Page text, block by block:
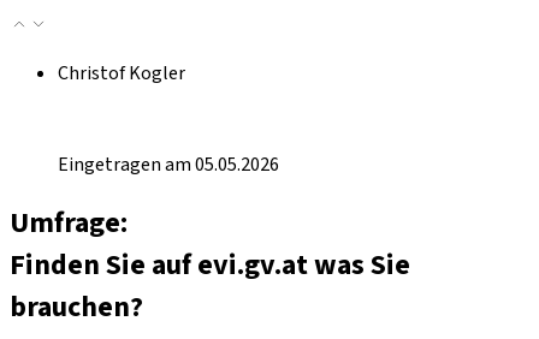
Christof Kogler
Eingetragen am 05.05.2026
Umfrage:
Finden Sie auf evi.gv.at was Sie
brauchen?